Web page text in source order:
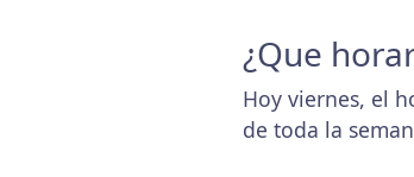
¿Que
Hoy viernes, el
de toda la